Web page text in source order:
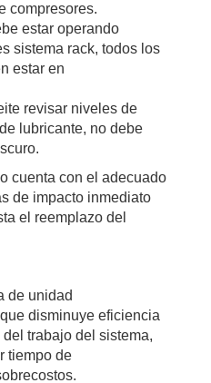
compresores.
estar operando
sistema rack, todos los
estar en
revisar niveles de
lubricante, no debe
cuenta con el adecuado
de impacto inmediato
el reemplazo del
de unidad
disminuye eficiencia
trabajo del sistema,
tiempo de